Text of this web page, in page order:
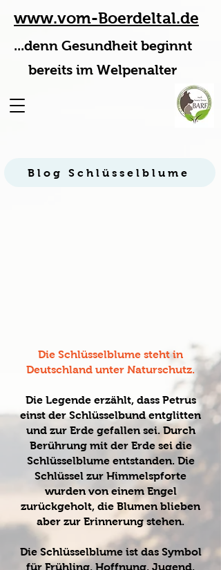
www.vom-Boerdeltal.de
...denn Gesundheit beginnt
bereits im Welpenalter
Blog Schlüsselblume
Die Schlüsselblume steht in
Deutschland unter Naturschutz.
Die Legende erzählt, dass Petrus
einst der Schlüsselbund entglitten
und zur Erde gefallen sei. Durch
Berührung mit der Erde sei die
Schlüsselblume entstanden. Die
Schlüssel zur Himmelspforte
wurden von einem Engel
zurückgeholt, die Blumen blieben
aber zur Erinnerung stehen.
Die Schlüsselblume ist das Symbol
für Frühling, Hoffnung, Jugend,